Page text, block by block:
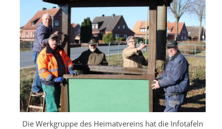
Die Werkgruppe des Heimatvereins hat die Infotafeln